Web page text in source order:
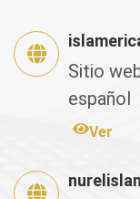
Sitio
español
Ver